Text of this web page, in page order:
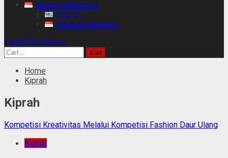
Bahasa Indonesia
English
Bahasa Indonesia
Light/Dark Button
Cari
untuk:
Home
Kiprah
Kiprah
Kompetisi Kreativitas Melalui Kompetisi Fashion Daur Ulang
Kiprah